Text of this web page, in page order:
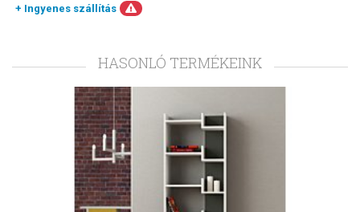
+ Ingyenes szállítás
HASONLÓ TERMÉKEINK